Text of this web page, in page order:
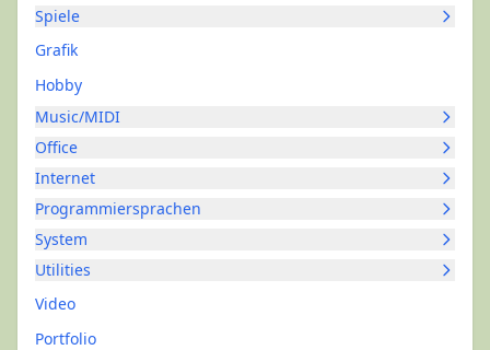
Spiele
Grafik
Hobby
Music/MIDI
Office
Internet
Programmiersprachen
System
Utilities
Video
Portfolio